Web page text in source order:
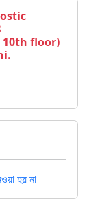
floor)
হয় না